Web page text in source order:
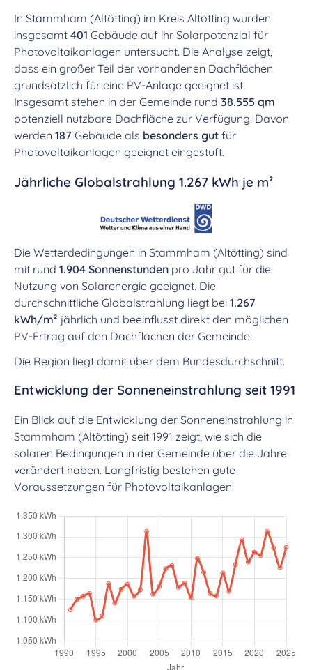
In Stammham (Altötting) im Kreis Altötting wurden
insgesamt 401 Gebäude auf ihr Solarpotenzial für
Photovoltaikanlagen untersucht. Die Analyse zeigt,
dass ein großer Teil der vorhandenen Dachflächen
grundsätzlich für eine PV-Anlage geeignet ist.
Insgesamt stehen in der Gemeinde rund 38.555 qm
potenziell nutzbare Dachfläche zur Verfügung. Davon
werden 187 Gebäude als besonders gut für
Photovoltaikanlagen geeignet eingestuft.
Jährliche Globalstrahlung 1.267 kWh je m²
Die Wetterdedingungen in Stammham (Altötting) sind
mit rund 1.904 Sonnenstunden pro Jahr gut für die
Nutzung von Solarenergie geeignet. Die
durchschnittliche Globalstrahlung liegt bei 1.267
kWh/m² jährlich und beeinflusst direkt den möglichen
PV-Ertrag auf den Dachflächen der Gemeinde.
Die Region liegt damit über dem Bundesdurchschnitt.
Entwicklung der Sonneneinstrahlung seit 1991
Ein Blick auf die Entwicklung der Sonneneinstrahlung in
Stammham (Altötting) seit 1991 zeigt, wie sich die
solaren Bedingungen in der Gemeinde über die Jahre
verändert haben. Langfristig bestehen gute
Voraussetzungen für Photovoltaikanlagen.